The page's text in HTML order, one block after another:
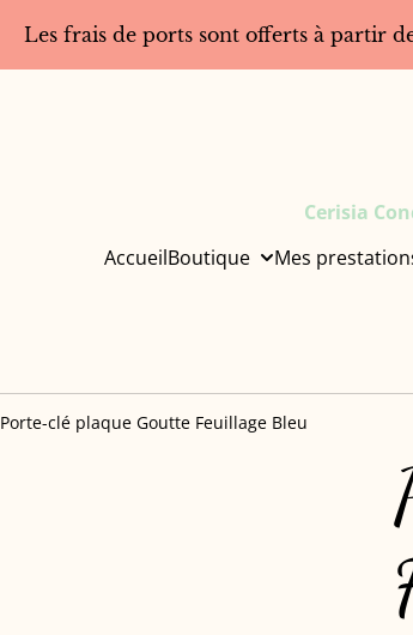
Les frais de ports sont offerts à partir
Cerisia
AccueilBoutique Mes
Porte-clé plaque Goutte Feuillage Bleu